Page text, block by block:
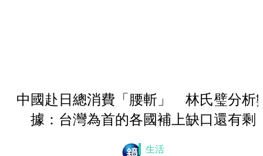
中國赴日總消費「腰斬」 林氏璧分析
據：台灣為首的各國補上缺口還有剩
生活